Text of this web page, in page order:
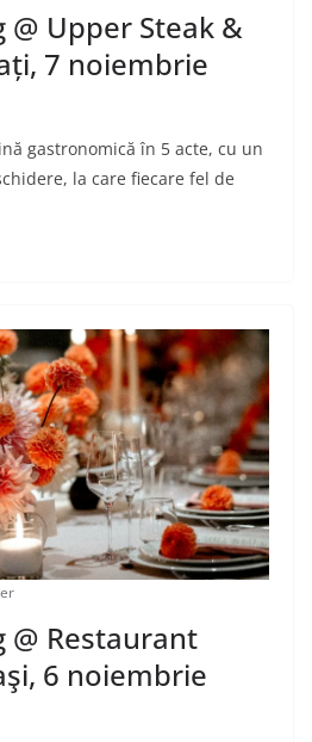
@ Upper Steak &
7 noiembrie
gastronomică în 5 acte, cu un
la care fiecare fel de
@ Restaurant
6 noiembrie